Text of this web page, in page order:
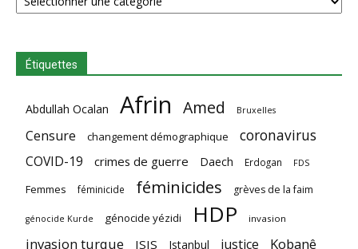
Étiquettes
Abdullah Ocalan Afrin Amed Bruxelles
Censure changement démographique coronavirus
COVID-19 crimes de guerre Daech Erdogan FDS
Femmes féminicide féminicides grèves de la faim
génocide Kurde génocide yézidi HDP invasion
invasion turque ISIS Istanbul justice Kobanê